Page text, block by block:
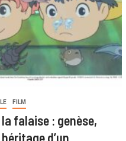
FILM
falaise : genèse,
d’un